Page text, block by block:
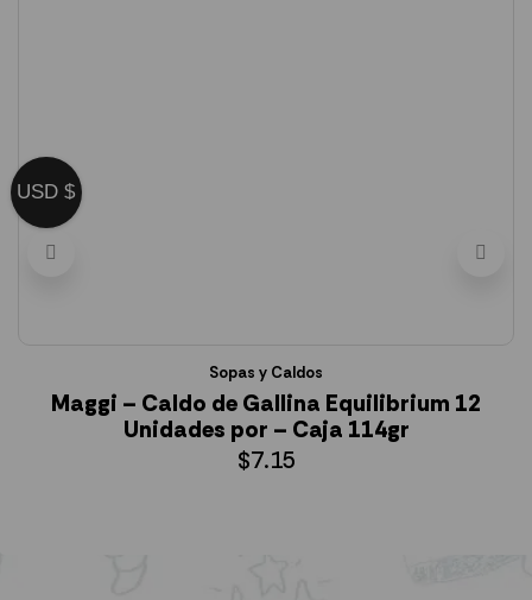
Sopas y Caldos
Maggi – Caldo de Gallina Equilibrium 12
Unidades por – Caja 114gr
$7.15
USD $